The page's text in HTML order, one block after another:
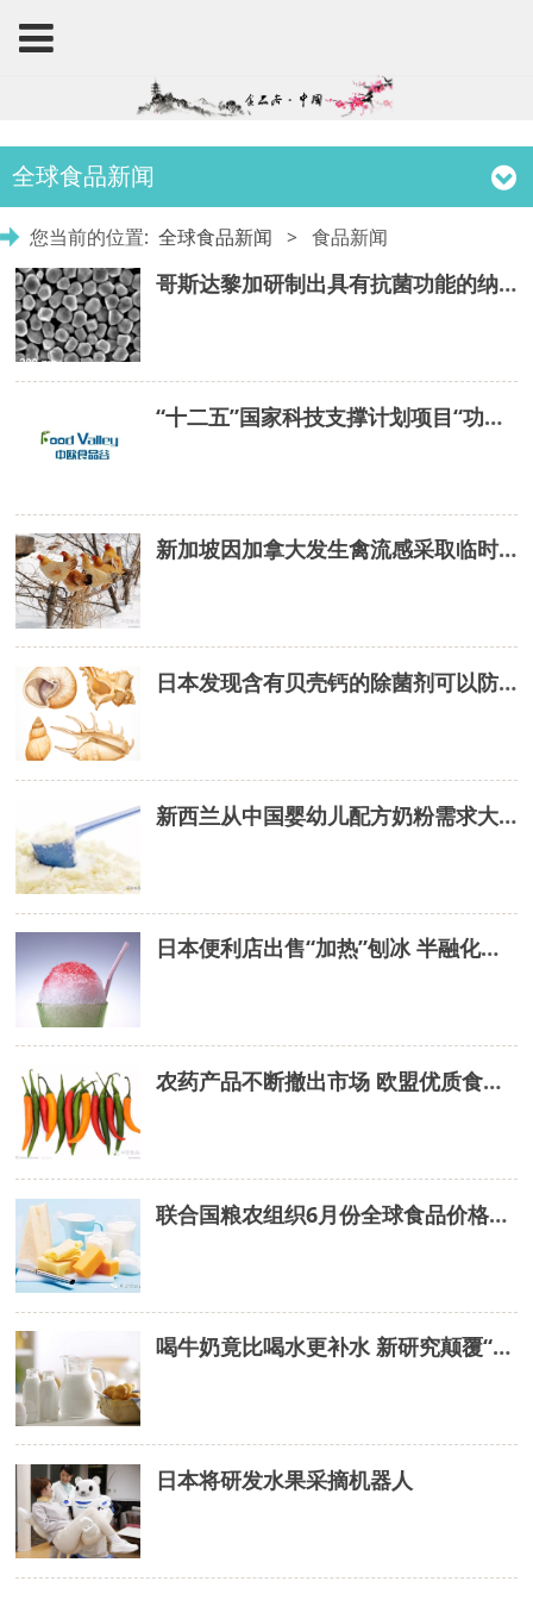
全球食品新闻
您当前的位置:全球食品新闻 > 食品新闻
哥斯达黎加研制出具有抗菌功能的纳米银颗粒
“十二五”国家科技支撑计划项目“功能食品设计及制造关键技术与产品”课题验收会在北京召开
新加坡因加拿大发生禽流感采取临时限制措施
日本发现含有贝壳钙的除菌剂可以防止食物中毒
新西兰从中国婴幼儿配方奶粉需求大幅增长中受益
日本便利店出售“加热”刨冰 半融化状态口感更佳
农药产品不断撤出市场 欧盟优质食品供应受威胁
联合国粮农组织6月份全球食品价格指数上涨4.2%
喝牛奶竟比喝水更补水 新研究颠覆“一天8杯水”原则
日本将研发水果采摘机器人